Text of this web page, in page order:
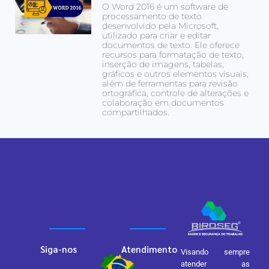
O Word 2016 é um software de
processamento de texto
desenvolvido pela Microsoft,
utilizado para criar e editar
documentos de texto. Ele oferece
recursos para formatação de texto,
inserção de imagens, tabelas,
gráficos e outros elementos visuais,
além de ferramentas para revisão
ortográfica, controle de alterações e
colaboração em documentos
compartilhados.
Visando sempre
atender as
Atendimento
Siga-nos